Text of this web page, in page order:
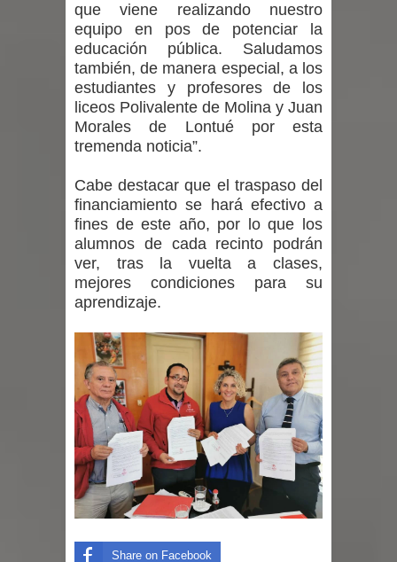
proyecto de interconexión eléctrica
en la alta cordillera del Maule por su
impacto ambiental
INDAP entregó $189 millones en
de la provincia de Linares
Municipalidad de Curicó apuesta a la
innovación en tecnología educativa
Colegio El Boldo
Municipalidad de Curicó inició
proceso de vacunación escolar
que viene realizando nuestro
equipo en pos de potenciar la
educación pública. Saludamos
también, de manera especial, a los
estudiantes y profesores de los
liceos Polivalente de Molina y Juan
Morales de Lontué por esta
tremenda noticia”.
Cabe destacar que el traspaso del
financiamiento se hará efectivo a
fines de este año, por lo que los
alumnos de cada recinto podrán
ver, tras la vuelta a clases,
mejores condiciones para su
aprendizaje.
Share on Facebook